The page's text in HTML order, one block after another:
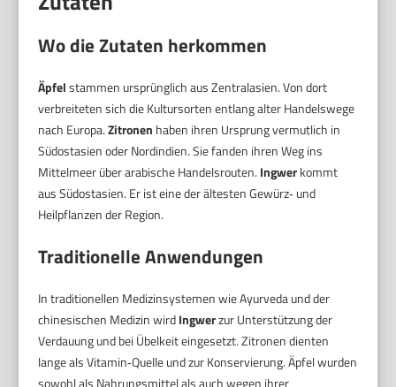
Wo die Zutaten herkommen
Äpfelstammen ursprünglich aus Zentralasien. Von dort
verbreiteten sich die Kultursorten entlang alter Handelswege
nach Europa.Zitronen haben ihren Ursprung vermutlich in
Südostasien oder Nordindien. Sie fanden ihren Weg ins
Mittelmeer über arabische Handelsrouten. Ingwerkommt
aus Südostasien. Er ist eine der ältesten Gewürz‑ und
Heilpflanzen der Region.
Traditionelle Anwendungen
In traditionellen Medizinsystemen wie Ayurveda und der
chinesischen Medizin wirdIngwerzur Unterstützung der
Verdauung und bei Übelkeit eingesetzt. Zitronen dienten
lange als Vitamin‑Quelle und zur Konservierung. Äpfel wurden
sowohl als Nahrungsmittel als auch wegen ihrer